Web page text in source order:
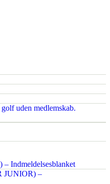
uden medlemskab.
Indmeldelsesblanket
JUNIOR) –